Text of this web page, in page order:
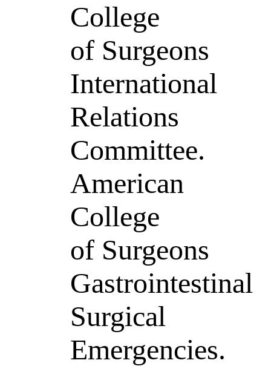
College
of Surgeons
International
Relations
Committee.
American
College
of Surgeons
Gastrointestinal
Surgical
Emergencies.